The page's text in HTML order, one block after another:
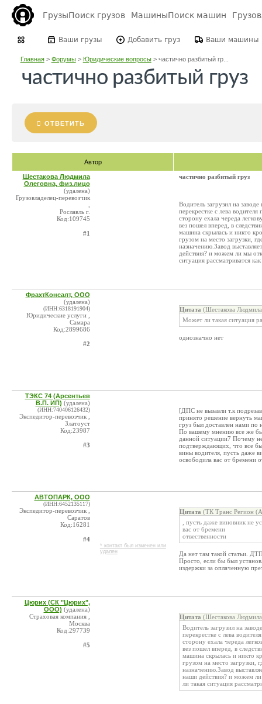
ГрузыПоиск грузов МашиныПоиск машин
Ваши грузы Добавить груз Ваши машины
Главная> Форумы> Юридические вопросы> частично разбитый гр...
частично разбитый груз
ОТВЕТИТЬ
Автор
Шестакова Людмила
Олеговна, физ.лицо
(удалена)
Грузовладелец-перевозчик
Рославль г.
Код:109745
#1
частично разбитый груз
Водитель загрузил на
перекрестке с лева
сторону ехала череда
вез пошел вперед, в
машина скрылась и никто
грузом на место загрузки,
назначению.Завод
действия? и можем ли мы
ситуация рассматриватся
ФрахтКонсалт, ООО
(удалена)
(ИНН:6318191904)
Юридические услуги ,
Самара
Код:2899686
#2
Цитата (Шестакова
Может ли такая ситуация
однозначно нет
ТЭКС 74 (Арсентьев
В.П. ИП) (удалена)
(ИНН:740406126432)
Экспедитор-перевозчик ,
Златоуст
Код:23987
#3
[ДПС не вызавли т.к
принято решение вернуть
груз был доставлен нами по
По вашему мнению все же
данной ситуации7 Почему
подтверждающих, что все
вины водителя, пусть даже
освободила вас от бремени
АВТОПАРК, ООО
(ИНН:6452135117)
Экспедитор-перевозчик ,
Саратов
Код:16281
#4
* контакт был изменен или
удален
Цитата (ТК Транс Регион
, пусть даже виновник не
вас от бремени
отвественности
Да нет там такой статьи.
Просто, если бы был
издержки за оплаченную
Цюрих (СК "Цюрих",
ООО) (удалена)
Страховая компания ,
Москва
Код:297739
#5
Цитата (Шестакова
Водитель загрузил на
перекрестке с лева
сторону ехала череда
вез пошел вперед, в
машина скрылась и никто
грузом на место загрузки,
назначению.Завод
наши действия? и можем
ли такая ситуация